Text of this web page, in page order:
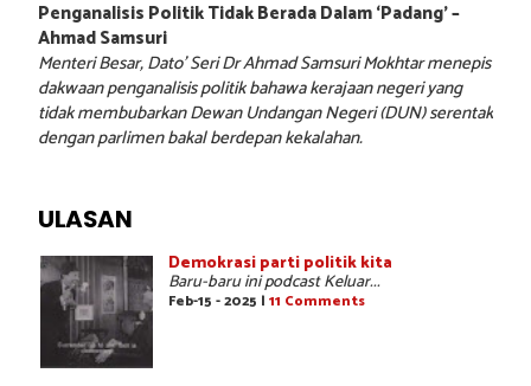
Penganalisis Politik Tidak Berada Dalam ‘Padang’ –
Ahmad Samsuri
Menteri Besar, Dato’ Seri Dr Ahmad Samsuri Mokhtar menepis
dakwaan penganalisis politik bahawa kerajaan negeri yang
tidak membubarkan Dewan Undangan Negeri (DUN) serentak
dengan parlimen bakal berdepan kekalahan.
ULASAN
Demokrasi parti politik kita
Baru-baru ini podcast Keluar...
Feb-15 - 2025 | 11 Comments